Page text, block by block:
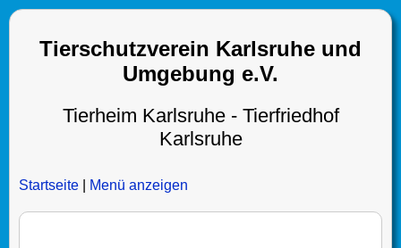
Tierschutzverein Karlsruhe und
Umgebung e.V.
Tierheim Karlsruhe - Tierfriedhof
Karlsruhe
Startseite Menü anzeigen